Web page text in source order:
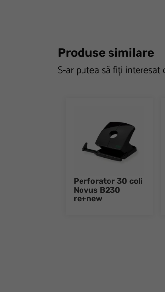
Produse similare
S-ar putea să fiți
Perforator 30 coli
Novus B230
re+new